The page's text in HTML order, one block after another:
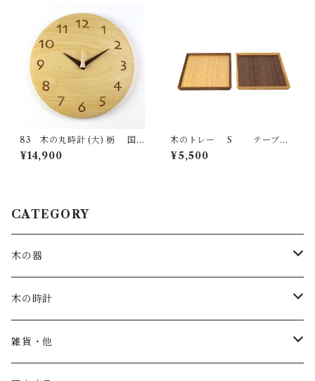
83 木の丸時計 (大) 栃 国
産 一点物 SWING オリジナル
無垢 新築祝い 結婚祝い ナチュ
¥14,900
木のトレー S テーブル
ウェア 国産 一点物 オリジナル
無垢 ナチュラル made in Japa
¥5,500
CATEGORY
木の器
お皿・鉢
カップ
木の時計
一枚板時計
雑貨・他